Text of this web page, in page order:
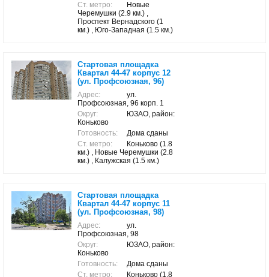
Ст. метро:
Новые
Черемушки (2.9 км.) ,
Проспект Вернадского (1
км.) , Юго-Западная (1.5 км.)
Стартовая площадка
Квартал 44-47 корпус 12
(ул. Профсоюзная, 96)
Адрес:
ул.
Профсоюзная, 96 корп. 1
Округ:
ЮЗАО, район:
Коньково
Готовность:
Дома сданы
Ст. метро:
Коньково (1.8
км.) , Новые Черемушки (2.8
км.) , Калужская (1.5 км.)
Стартовая площадка
Квартал 44-47 корпус 11
(ул. Профсоюзная, 98)
Адрес:
ул.
Профсоюзная, 98
Округ:
ЮЗАО, район:
Коньково
Готовность:
Дома сданы
Ст. метро:
Коньково (1.8